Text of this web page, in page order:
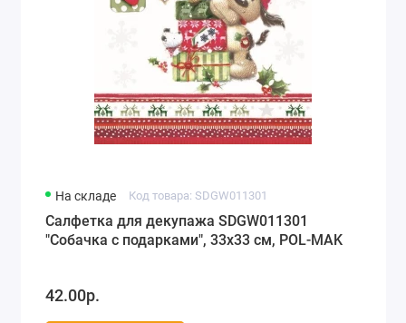
На складе Код товара: SDGW011301
Салфетка для декупажа SDGW011301
"Собачка с подарками", 33х33 см, POL-MAK
42.00р.